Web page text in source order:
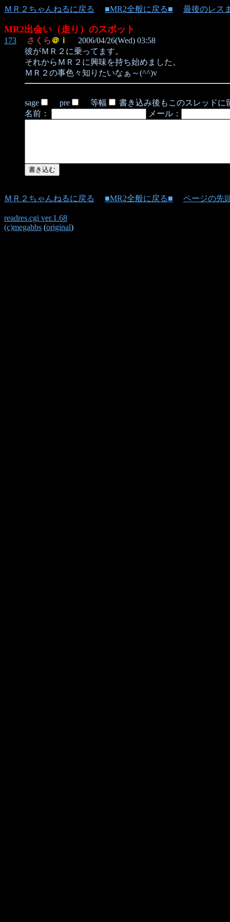
ＭＲ２ちゃんねるに戻る ■MR2全般に戻る■ 最後のレス
MR2出会い（走り）のスポット
173 さくら ＠ｉ
2006/04/26(Wed) 03:58
彼がＭＲ２に乗ってます。
それからＭＲ２に興味を持ち始めました。
ＭＲ２の事色々知りたいなぁ～(^^)v
sage pre 等幅
書き込み後もこのスレッドに
名前：
メール：
ＭＲ２ちゃんねるに戻る ■MR2全般に戻る■ ページの先
readres.cgi ver.1.68
(c)megabbs (original)